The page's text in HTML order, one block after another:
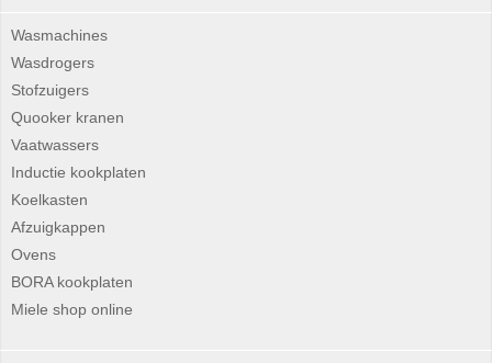
Wasmachines
Wasdrogers
Stofzuigers
Quooker kranen
Vaatwassers
Inductie kookplaten
Koelkasten
Afzuigkappen
Ovens
BORA kookplaten
Miele shop online